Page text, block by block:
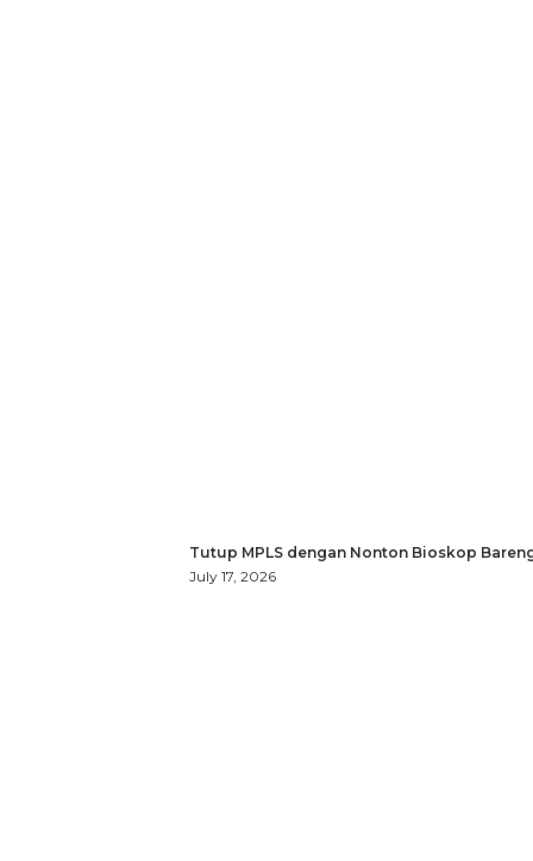
Tutup MPLS dengan Nonton Bioskop
July 17, 2026